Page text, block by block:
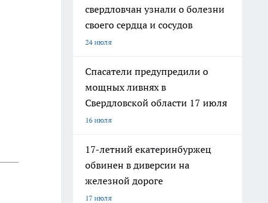
свердловчан узнали о болезни
своего сердца и сосудов
24 июля
Спасатели предупредили о
мощных ливнях в
Свердловской области 17 июля
16 июля
17-летний екатеринбуржец
обвинен в диверсии на
железной дороге
17 июля